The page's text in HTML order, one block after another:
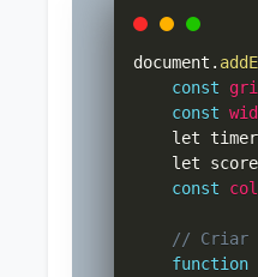
document .
const
const
let
    let score
const
// Criar
function